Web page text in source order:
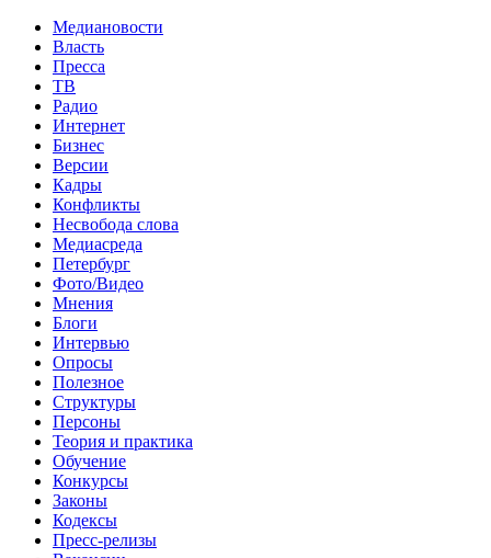
Медиановости
Власть
Пресса
ТВ
Радио
Интернет
Бизнес
Версии
Кадры
Конфликты
Несвобода слова
Медиасреда
Петербург
Фото/Видео
Мнения
Блоги
Интервью
Опросы
Полезное
Структуры
Персоны
Теория и практика
Обучение
Конкурсы
Законы
Кодексы
Пресс-релизы